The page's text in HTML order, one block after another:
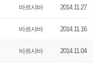
바르샤바 2014.11.27
바르샤바 2014.11.16
바르샤바 2014.11.04